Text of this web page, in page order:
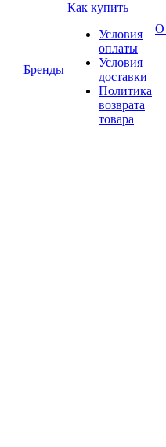
Бренды
Как купить
Условия
оплаты
Условия
доставки
Политика
возврата
товара
О